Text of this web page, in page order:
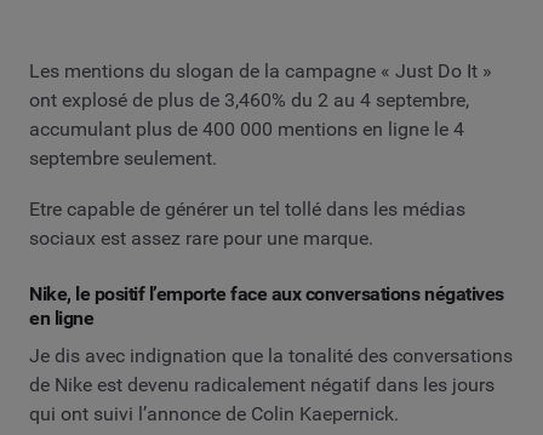
Les mentions du slogan de la campagne « Just Do It »
ont explosé de plus de 3,460% du 2 au 4 septembre,
accumulant plus de 400 000 mentions en ligne le 4
septembre seulement.
Etre capable de générer un tel tollé dans les médias
sociaux est assez rare pour une marque.
Nike, le positif l’emporte face aux conversations négatives
en ligne
Je dis avec indignation que la tonalité des conversations
de Nike est devenu radicalement négatif dans les jours
qui ont suivi l’annonce de Colin Kaepernick.